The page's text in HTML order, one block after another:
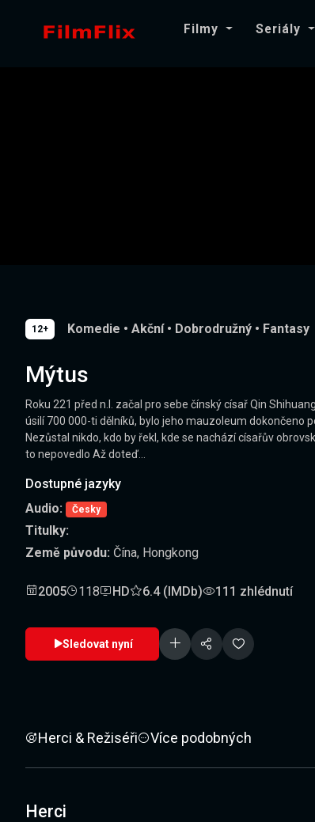
Filmy Seriály
12+ Komedie • Akční • Dobrodružný • Fantasy
Mýtus
Roku 221 před n.l. začal pro sebe čínský císař Qin
úsilí 700 000-ti dělníků, bylo jeho mauzoleum dokončeno
Nezůstal nikdo, kdo by řekl, kde se nachází císařův
to nepovedlo Až doteď...
Dostupné jazyky
Audio:
Česky
Titulky:
Země původu: Čína, Hongkong
2005 118 HD 6.4 (IMDb) 111 zhlédnutí
Sledovat nyní
Herci & Režiséři Více podobných
Herci